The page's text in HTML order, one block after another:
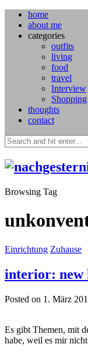
home
about me
categories
outfits
living
food
travel
Interview
Shopping
thoughts
contact
Browsing Tag
Einrichtung Zuhause
interior: new
Posted on 1. März
Es gibt Themen, mit
habe, weil es mir